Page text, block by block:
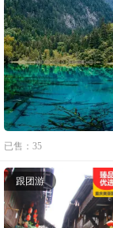
已售：35
跟团游